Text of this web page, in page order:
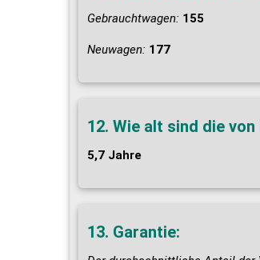
Gebrauchtwagen: 155
Neuwagen: 177
12. Wie alt sind die
5,7 Jahre
13. Garantie: